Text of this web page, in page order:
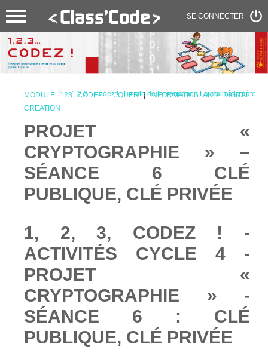
SE CONNECTER
1,2,3... codez ! | Le site de la Fondation La main à la pâte
MODULE 123 CODEZ|JOUER|INFORMATICS AND DIGITAL
CREATION
PROJET «
CRYPTOGRAPHIE » –
SÉANCE 6 CLÉ
PUBLIQUE, CLÉ PRIVÉE
1, 2, 3, CODEZ ! -
ACTIVITÉS CYCLE 4 -
PROJET «
CRYPTOGRAPHIE » -
SÉANCE 6 : CLÉ
PUBLIQUE, CLÉ PRIVÉE